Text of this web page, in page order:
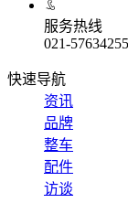
服务热线
021-57634255
快速导航
资讯
品牌
整车
配件
访谈